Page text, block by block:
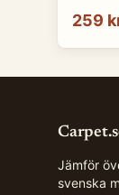
259
Jämför
svenska